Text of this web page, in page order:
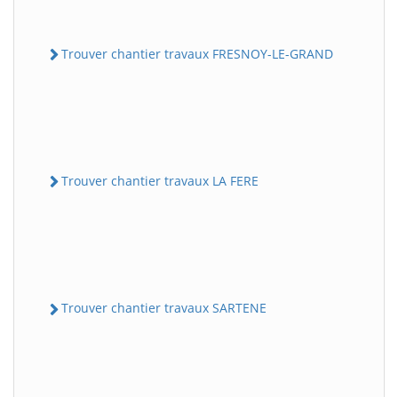
Trouver chantier travaux FRESNOY-LE-GRAND
Trouver chantier travaux LA FERE
Trouver chantier travaux SARTENE